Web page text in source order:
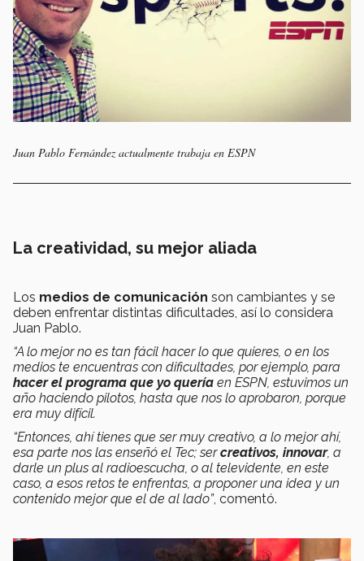
Juan Pablo Fernández actualmente trabaja en ESPN
La creatividad, su mejor aliada
Los medios de comunicación son cambiantes y se
deben enfrentar distintas dificultades, así lo considera
Juan Pablo.
“A lo mejor no es tan fácil hacer lo que quieres, o en los
medios te encuentras con dificultades, por ejemplo, para
hacer el programa que yo quería en ESPN, estuvimos un
año haciendo pilotos, hasta que nos lo aprobaron, porque
era muy difícil.
“Entonces, ahí tienes que ser muy creativo, a lo mejor ahí,
esa parte nos las enseñó el Tec; sercreativos, innovar, a
darle un plus al radioescucha, o al televidente, en este
caso, a esos retos te enfrentas, a proponer una idea y un
contenido mejor que el de al lado”, comentó.